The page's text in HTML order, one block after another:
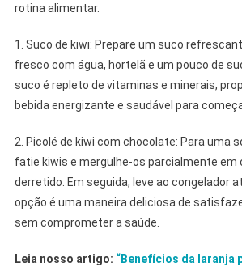
rotina alimentar.
1. Suco de kiwi: Prepare um suco
fresco com água, hortelã e um pouco de
suco é repleto de vitaminas e minerais,
bebida energizante e saudável para
2. Picolé de kiwi com chocolate: Para uma
fatie kiwis e mergulhe-os parcialmente em
derretido. Em seguida, leve ao congelador
opção é uma maneira deliciosa de
sem comprometer a saúde.
Leia nosso artigo: “Benefícios da laranja